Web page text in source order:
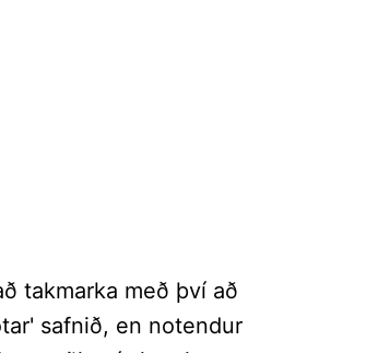
takmarka með því að
safnið, en notendur